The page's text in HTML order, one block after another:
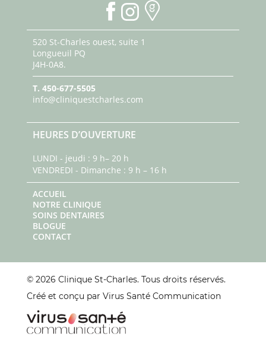
520 St-Charles ouest, suite 1
Longueuil PQ
J4H-0A8.
T. 450-677-5505
info@cliniquestcharles.com
HEURES D’OUVERTURE
LUNDI - jeudi : 9 h– 20 h
VENDREDI - Dimanche : 9 h – 16 h
ACCUEIL
NOTRE CLINIQUE
SOINS DENTAIRES
BLOGUE
CONTACT
© 2026 Clinique St-Charles. Tous droits réservés.
Créé et conçu par Virus Santé Communication